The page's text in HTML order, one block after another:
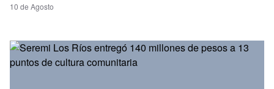
10 de Agosto